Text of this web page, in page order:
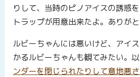
りして、当時のピノアイスの誘惑
トラップが用意出来たよ。ありがと
ルビーちゃんには悪いけど、アイ
かるルビーちゃんも観てみたい。
ンダーを閉じられたりして意地悪